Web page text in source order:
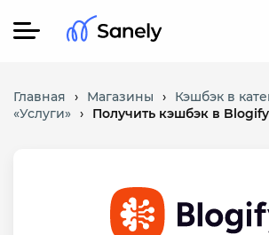
Главная › Магазины ›
Кэшбэк в
«Услуги» › Получить кэшбэк в